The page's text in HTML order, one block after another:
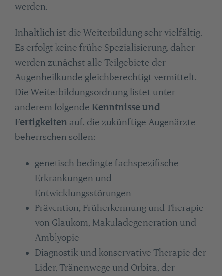
werden.
Inhaltlich ist die Weiterbildung sehr vielfältig.
Es erfolgt keine frühe Spezialisierung, daher
werden zunächst alle Teilgebiete der
Augenheilkunde gleichberechtigt vermittelt.
Die Weiterbildungsordnung listet unter
anderem folgende Kenntnisse und
Fertigkeiten auf, die zukünftige Augenärzte
beherrschen sollen:
genetisch bedingte fachspezifische
Erkrankungen und
Entwicklungsstörungen
Prävention, Früherkennung und Therapie
von Glaukom, Makuladegeneration und
Amblyopie
Diagnostik und konservative Therapie der
Lider, Tränenwege und Orbita, der